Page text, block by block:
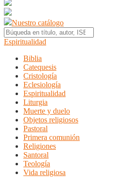
Nuestro catálogo
Espiritualidad
Biblia
Catequesis
Cristología
Eclesiología
Espiritualidad
Liturgia
Muerte y duelo
Objetos religiosos
Pastoral
Primera comunión
Religiones
Santoral
Teología
Vida religiosa